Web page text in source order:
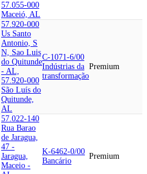
57.055-000
Maceió, AL
57.920-000
Us Santo
Antonio, S
N, Sao Luis
do Quitunde
- AL,
57.920-000
São Luís do
Quitunde,
AL
C-1071-6/00
Indústrias da
transformação
Premium
57.022-140
Rua Barao
de Jaragua,
47 -
Jaragua,
Maceio -
K-6462-0/00
Bancário
Premium